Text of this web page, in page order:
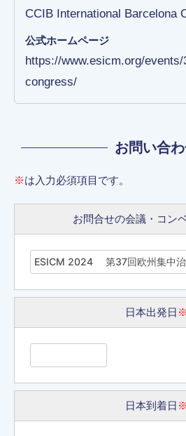
CCIB International Barcelona
公式ホームページ
https://www.esicm.org/events/
congress/
お問い合
※は入力必須項目です。
お問合せの会議・コン
日本出発日 ※
日本到着日 ※